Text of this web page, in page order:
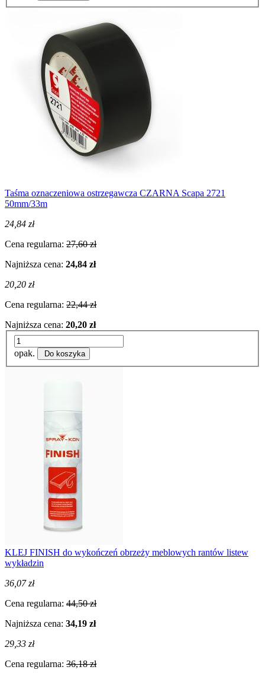
Taśma oznaczeniowa ostrzegawcza CZARNA Scapa 2721
50mm/33m
24,84 zł
Cena regularna: 27,60 zł
Najniższa cena: 24,84 zł
20,20 zł
Cena regularna: 22,44 zł
Najniższa cena: 20,20 zł
opak. Do koszyka
KLEJ FINISH do wykończeń obrzeży meblowych rantów listew
wykładzin
36,07 zł
Cena regularna: 44,50 zł
Najniższa cena: 34,19 zł
29,33 zł
Cena regularna: 36,18 zł